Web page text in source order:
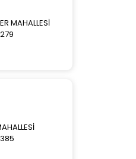
MAHALLESİ